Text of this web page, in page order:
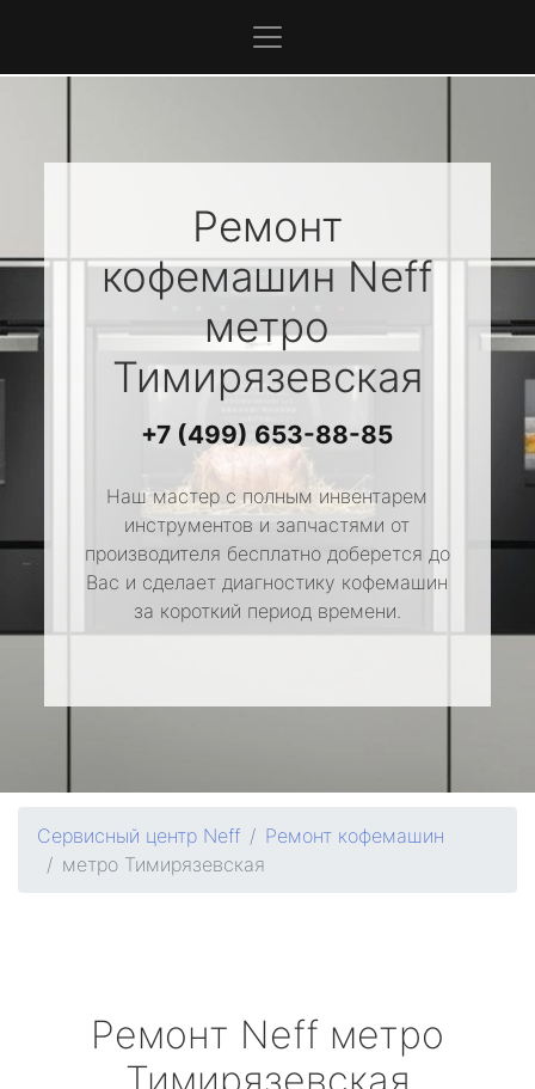
Ремонт
кофемашинNeff
метро
Тимирязевская
+7 (499) 653-88-85
Наш мастер с полным инвентарем
инструментов и запчастями от
производителя бесплатно доберется до
Вас и сделает диагностику кофемашин
за короткий период времени.
Сервисный центр Neff
Ремонт кофемашин
метро Тимирязевская
Ремонт Neff метро